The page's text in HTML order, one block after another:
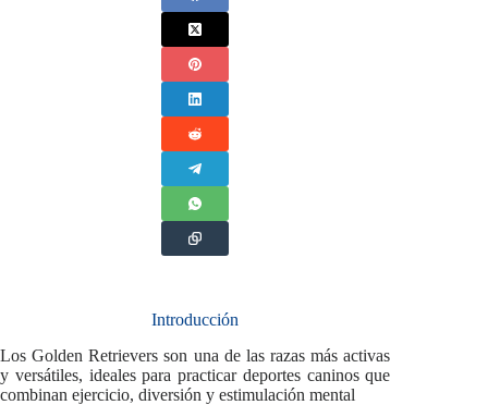
Introducción
Los Golden Retrievers son una de las razas más activas
y versátiles, ideales para practicar deportes caninos que
combinan ejercicio, diversión y estimulación mental